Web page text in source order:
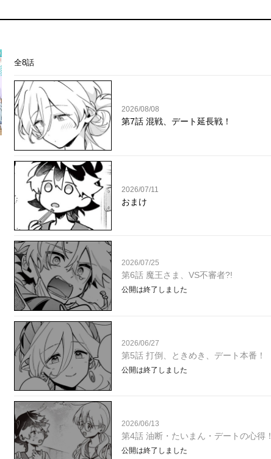
全8話
2026/08/08
第7話 混戦、デート延長戦！
2026/07/11
おまけ
2026/07/25
第6話 魔王さま、VS不審者?!
公開は終了しました
2026/06/27
第5話 打倒、ときめき、デート本番！
公開は終了しました
2026/06/13
第4話 油断・たいまん・デートの心得！
公開は終了しました